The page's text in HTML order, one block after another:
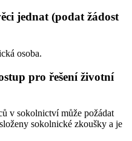
jednat (podat žádost
osoba.
pro řešení životní
v sokolnictví může požádat
sokolnické zkoušky a je